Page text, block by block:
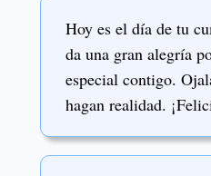
Hoy es el día de tu
da una gran alegría
especial contigo.
hagan realidad.